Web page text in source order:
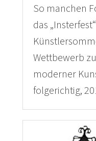
So manchen
das
Wettbewerb
moderner
folgerichtig,